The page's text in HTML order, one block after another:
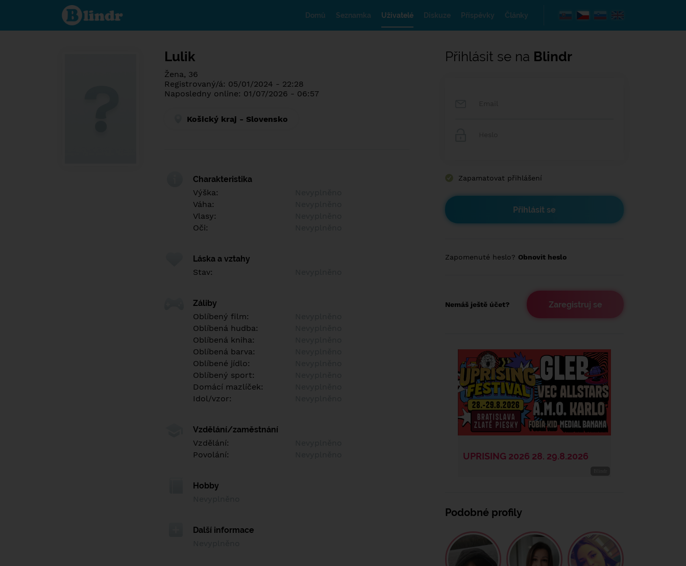
Poznej co je
pod maskou.
Seznamovací
Domů Seznamka Uživatelé Diskuze Příspěvky Články
Lulik
Žena, 36
Registrovaný/á: 05/01/2024 - 22:28
Naposledny online: 01/07/2026 - 06:57
Košický kraj - Slovensko
Charakteristika
Výška:
Váha:
Vlasy:
Oči:
Láska a vztahy
Stav:
Záliby
Oblíbený film:
Oblíbená hudba:
Oblíbená kniha:
Oblíbená barva:
Oblíbené jídlo:
Oblíbený sport:
Domácí mazlíček:
Idol/vzor:
Vzdělání/zaměstnání
Vzdělání:
Povolání:
Hobby
Další informace
Přihlásit se na Blindr
Zapamatovat přihlášení
Zapomenuté heslo? Obnovit heslo
Nemáš ještě účet? Zaregistruj se
Podobné profily